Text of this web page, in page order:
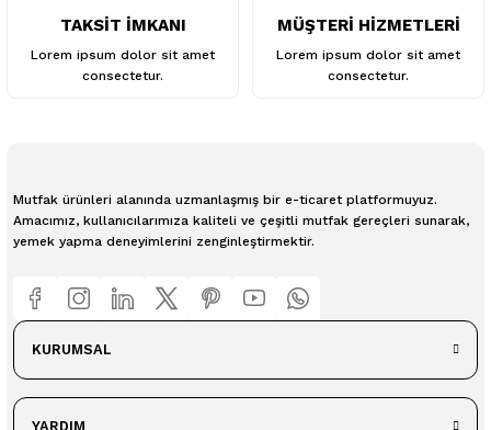
TAKSİT İMKANI
Lorem ipsum dolor sit amet
consectetur.
MÜŞTERİ HİZMETLERİ
Lorem ipsum dolor sit amet
consectetur.
Mutfak ürünleri alanında uzmanlaşmış bir e-ticaret platformuyuz.
Amacımız, kullanıcılarımıza kaliteli ve çeşitli mutfak gereçleri sunarak,
yemek yapma deneyimlerini zenginleştirmektir.
KURUMSAL
YARDIM